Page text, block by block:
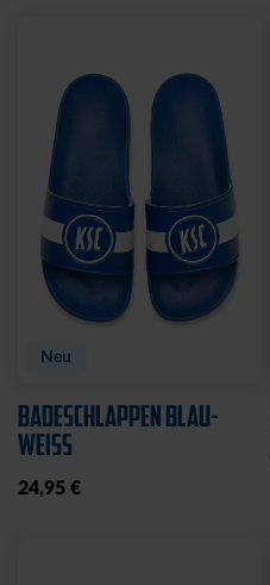
Neu
BADESCHLAPPEN BLAU-
WEISS
24,95 €